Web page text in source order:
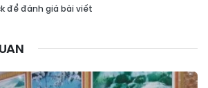
để đánh giá bài viết